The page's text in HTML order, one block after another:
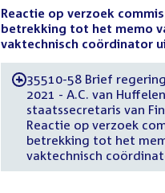
Reactie op verzoek
betrekking tot het memo
vaktechnisch coördinator
-35510-58 Brief
2021 - A.C. van
staatssecretaris van
Reactie op verzoek
betrekking tot het
vaktechnisch